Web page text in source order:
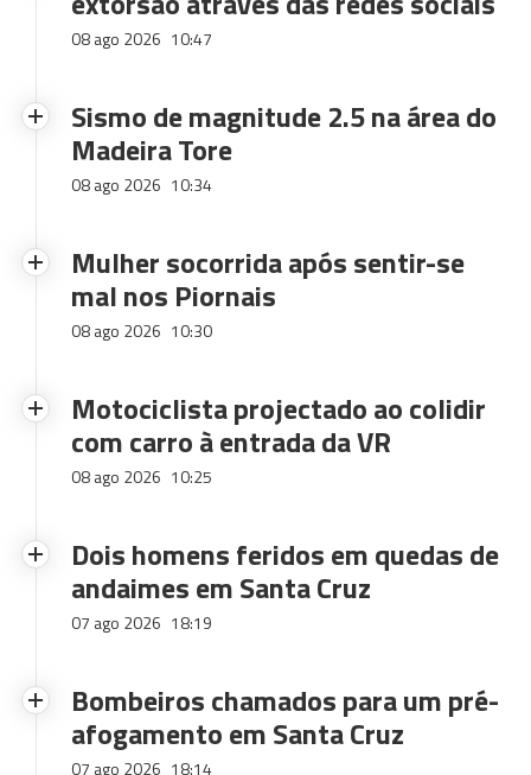
08 ago 2026 10:47
Sismo de magnitude 2.5 na área do
Madeira Tore
08 ago 2026 10:34
Mulher socorrida após sentir-se
mal nos Piornais
08 ago 2026 10:30
Motociclista projectado ao colidir
com carro à entrada da VR
08 ago 2026 10:25
Dois homens feridos em quedas de
andaimes em Santa Cruz
07 ago 2026 18:19
Bombeiros chamados para um pré-
afogamento em Santa Cruz
07 ago 2026 18:14